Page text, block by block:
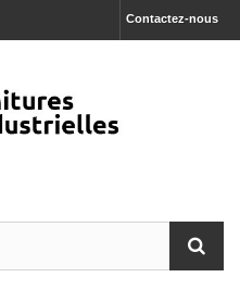
Contactez-nous